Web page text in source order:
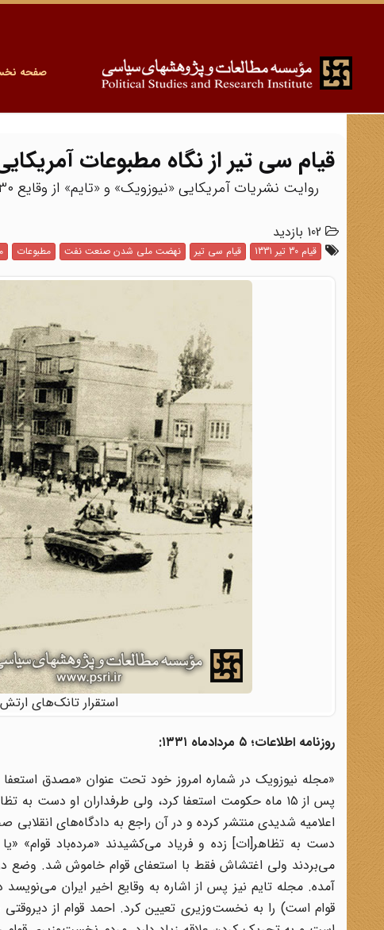
صفحه
قیام سی تیر از نگاه مطبوعات
روایت نشریات آمریکایی «نیوزویک» و «تایم» از وقایع ۳۰ تیر ۱۳۳۱
قیام 30 تیر 1331 قیام سی تیر نهضت ملی شدن صنعت نفت مطبوعات
استقرار تانک‌های ارتش در
روزنامه اطلاعات؛ ۵ مردادماه ۱۳۳۱:
«مجله نیوزویک در شماره امروز خود تحت عنوان «مصدق
پس از ۱۵ ماه حکومت استعفا کرد، ولی طرفداران او دست
اعلامیه شدیدی منتشر کرده و در آن راجع به دادگاه‌های
دست به تظاهر[ات] زده و فریاد می‌کشیدند «مرده‌باد قوام»
می‌بردند ولی اغتشاش فقط با استعفای قوام خاموش شد. وضع